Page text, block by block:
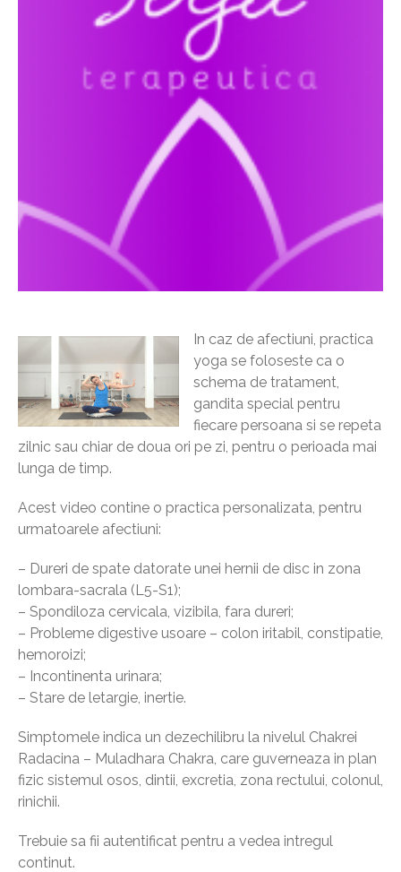
In caz de afectiuni, practica
yoga se foloseste ca o
schema de tratament,
gandita special pentru
fiecare persoana si se repeta
zilnic sau chiar de doua ori pe zi, pentru o perioada mai
lunga de timp.
Acest video contine o practica personalizata, pentru
urmatoarele afectiuni:
– Dureri de spate datorate unei hernii de disc in zona
lombara-sacrala (L5-S1);
– Spondiloza cervicala, vizibila, fara dureri;
– Probleme digestive usoare – colon iritabil, constipatie,
hemoroizi;
– Incontinenta urinara;
– Stare de letargie, inertie.
Simptomele indica un dezechilibru la nivelul Chakrei
Radacina – Muladhara Chakra, care guverneaza in plan
fizic sistemul osos, dintii, excretia, zona rectului, colonul,
rinichii.
Trebuie sa fii autentificat pentru a vedea intregul
continut.